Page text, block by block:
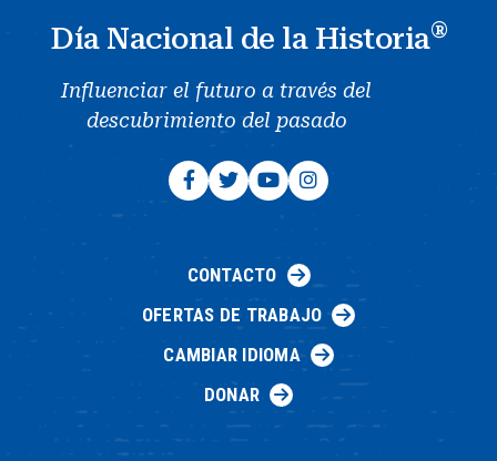
Día Nacional de la Historia®
Influenciar el futuro a través del
descubrimiento del pasado
CONTACTO
OFERTAS DE TRABAJO
CAMBIAR IDIOMA
DONAR